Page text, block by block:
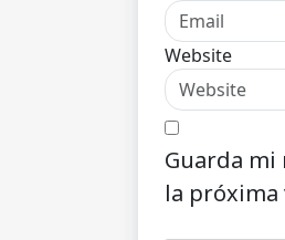
Website
Guarda mi
la próxima